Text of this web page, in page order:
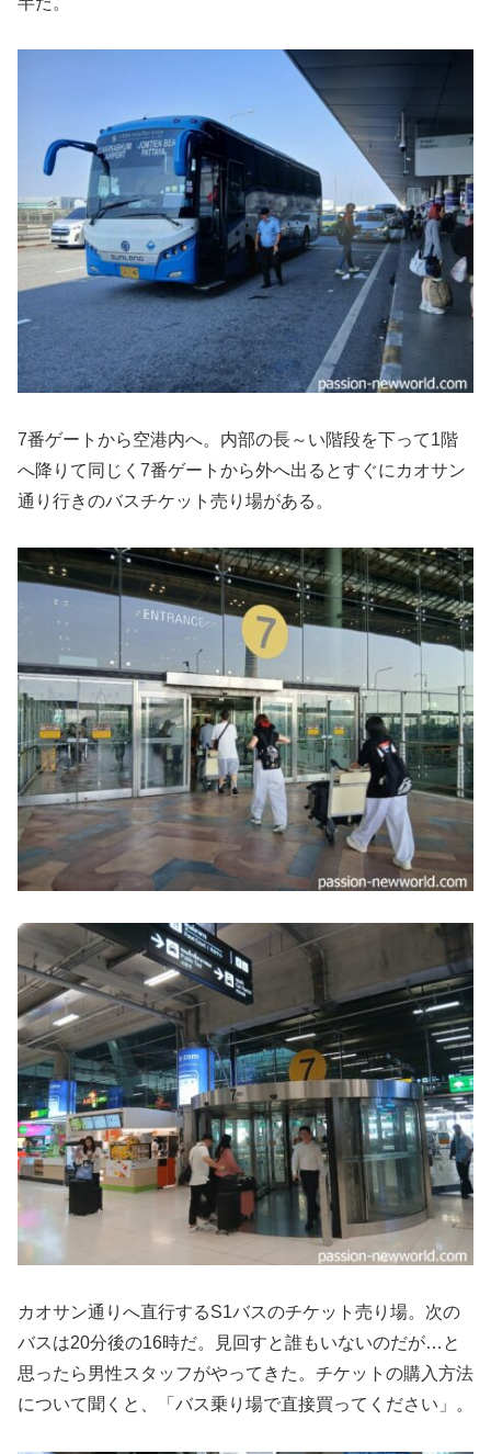
7番ゲートから空港内へ。内部の長～い階段を下って1階
へ降りて同じく7番ゲートから外へ出るとすぐにカオサン
通り行きのバスチケット売り場がある。
カオサン通りへ直行するS1バスのチケット売り場。次の
バスは20分後の16時だ。見回すと誰もいないのだが…と
思ったら男性スタッフがやってきた。チケットの購入方法
について聞くと、「バス乗り場で直接買ってください」。